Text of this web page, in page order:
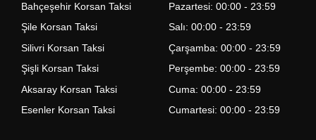
Bahçeşehir Korsan Taksi
Şile Korsan Taksi
Silivri Korsan Taksi
Şişli Korsan Taksi
Aksaray Korsan Taksi
Esenler Korsan Taksi
Pazartesi: 00:00 - 23:59
Salı: 00:00 - 23:59
Çarşamba: 00:00 - 23:59
Perşembe: 00:00 - 23:59
Cuma: 00:00 - 23:59
Cumartesi: 00:00 - 23:59